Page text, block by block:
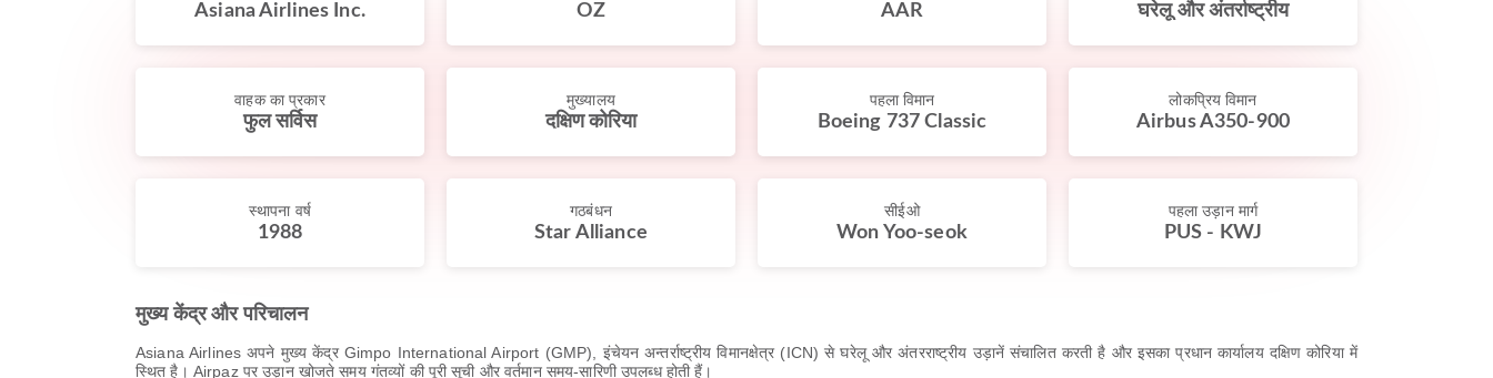
Asiana Airlines Inc. OZ AAR घरेलू और अंतर्राष्ट्रीय
वाहक का प्रकार
फुल सर्विस
मुख्यालय
दक्षिण कोरिया
पहला विमान
Boeing 737 Classic
लोकप्रिय विमान
Airbus A350-900
स्थापना वर्ष
1988
गठबंधन
Star Alliance
सीईओ
Won Yoo-seok
पहला उड़ान मार्ग
PUS - KWJ
मुख्य केंद्र और परिचालन
Asiana Airlines अपने मुख्य केंद्र Gimpo International Airport (GMP), इंचेयन अन्तर्राष्ट्रीय विमानक्षेत्र (ICN) से घरेलू और अंतरराष्ट्रीय उड़ानें संचालित करती है और इसका प्रधान कार्यालय दक्षिण कोरिया में
स्थित है। Airpaz पर उड़ान खोजते समय गंतव्यों की पूरी सूची और वर्तमान समय-सारिणी उपलब्ध होती हैं।